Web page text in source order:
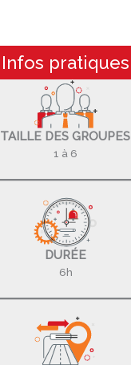
Infos pratiques
TAILLE DES GROUPES
1 à 6
DURÉE
6h